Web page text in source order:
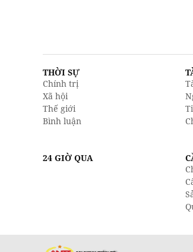
THỜI SỰ
Chính trị
Xã hội
Thế giới
Bình luận
24 GIỜ QUA